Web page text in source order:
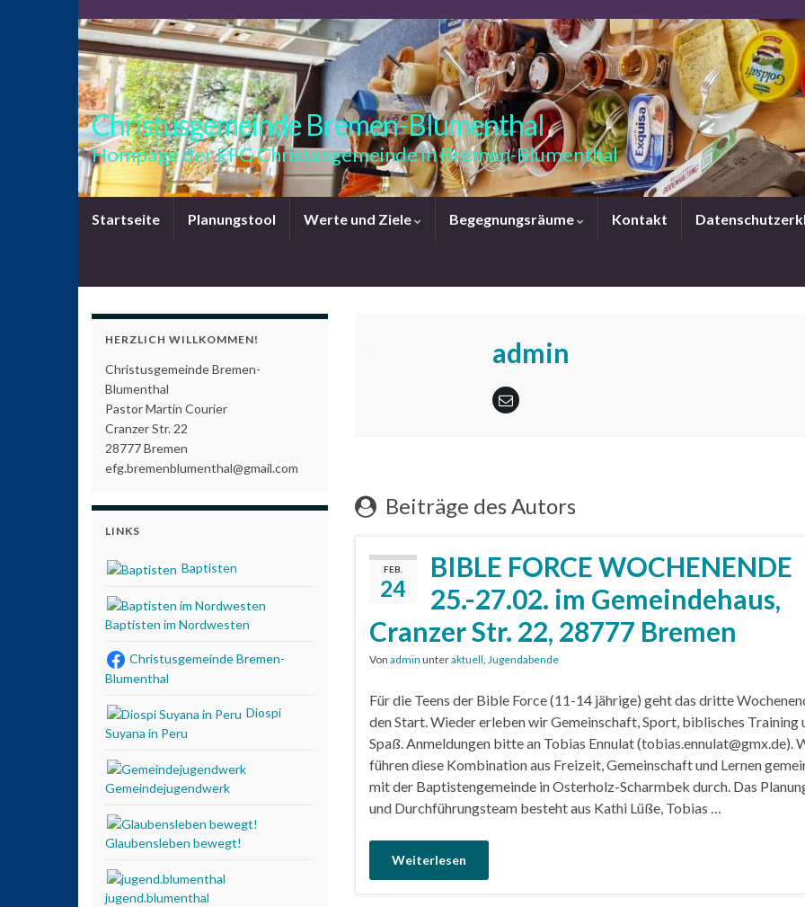
Christusgemeinde Bremen-Blumenthal
Hompage der EFG Christusgemeinde in Bremen-Blumenthal
Startseite Planungstool Werte und Ziele Begegnungsräume Kontakt
admin
Beiträge des Autors
FEB.
24
BIBLE FORCE WOCHENENDE
25.-27.02. im Gemeindehaus,
Cranzer Str. 22, 28777 Bremen
Von admin unteraktuell, Jugendabende
Für die Teens der Bible Force (11-14 jährige) geht das dritte
den Start. Wieder erleben wir Gemeinschaft, Sport, biblisches Training
Spaß. Anmeldungen bitte an Tobias Ennulat (tobias.ennulat@gmx.de).
führen diese Kombination aus Freizeit, Gemeinschaft und Lernen
mit der Baptistengemeinde in Osterholz-Scharmbek durch. Das
und Durchführungsteam besteht aus Kathi Lüße, Tobias …
Weiterlesen
HERZLICH WILLKOMMEN!
Christusgemeinde Bremen-
Blumenthal
Pastor Martin Courier
Cranzer Str. 22
28777 Bremen
efg.bremenblumenthal@gmail.com
LINKS
Baptisten
Baptisten im Nordwesten
Christusgemeinde Bremen-
Blumenthal
Diospi
Suyana in Peru
Gemeindejugendwerk
Glaubensleben bewegt!
jugend.blumenthal